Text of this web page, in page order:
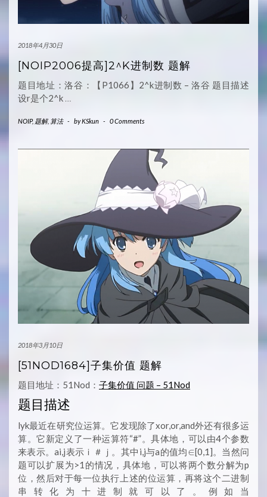
2018年4月30日
[NOIP2006提高]2^K进制数 题解
题目地址：洛谷：【P1066】2^k进制数 – 洛谷 题目描述
设r是个2^k …
NOIP, 题解, 算法 - byKSkun - 0 Comments
2018年3月10日
[51NOD1684]子集价值 题解
题目地址：51Nod： 子集价值 问题 – 51Nod
题目描述
lyk最近在研究位运算。它发现除了xor,or,and外还有很多运
算。它新定义了一种运算符“#”。具体地，可以由4个参数
来表示。ai,j表示ｉ＃ｊ。其中i,j与a的值均∈[0,1]。当然问
题可以扩展为>1的情况，具体地，可以将两个数分解为p
位，然后对于每一位执行上述的位运算，再将这个二进制
串转化为十进制就可以了。例如当